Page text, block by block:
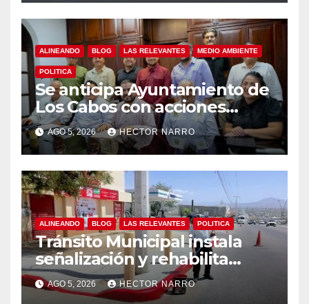
ALINEANDO BLOG LAS RELEVANTES MEDIO AMBIENTE
POLITICA
Se anticipa Ayuntamiento de
Los Cabos con acciones
preventivas ante lluvias en el
centro histórico
AGO 5, 2026 HECTOR NARRO
ALINEANDO BLOG LAS RELEVANTES POLITICA
Tránsito Municipal instala
señalización y rehabilita
cruces peatonales en Los
Cabos
AGO 5, 2026 HECTOR NARRO